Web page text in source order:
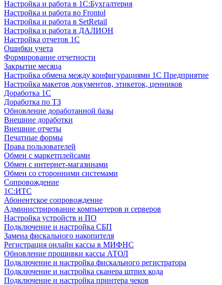
Настройка и работа в 1С:Бухгалтерия
Настройка и работа во Frontol
Настройка и работа в SetRetail
Настройка и работа в ДАЛИОН
Настройка отчетов 1С
Ошибки учета
Формирование отчетности
Закрытие месяца
Настройка обмена между конфигурациями 1С Предприятие
Настройка макетов документов, этикеток, ценников
Доработка 1С
Доработка по ТЗ
Обновление доработанной базы
Внешние доработки
Внешние отчеты
Печатные формы
Права пользователей
Обмен с маркетплейсами
Обмен с интернет-магазинами
Обмен со сторонними системами
Сопровождение
1C:ИТС
Абонентское сопровождение
Администрирование компьютеров и серверов
Настройка устройств и ПО
Подключение и настройка СБП
Замена фискального накопителя
Регистрация онлайн кассы в МИФНС
Обновление прошивки кассы АТОЛ
Подключение и настройка фискального регистратора
Подключение и настройка сканера штрих кода
Подключение и настройка принтера чеков